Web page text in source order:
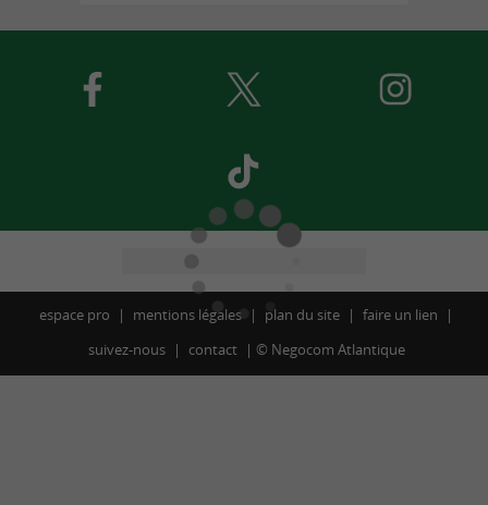
espace pro mentions légales plan du site
faire un lien
suivez-nous
contact © Negocom Atlantique